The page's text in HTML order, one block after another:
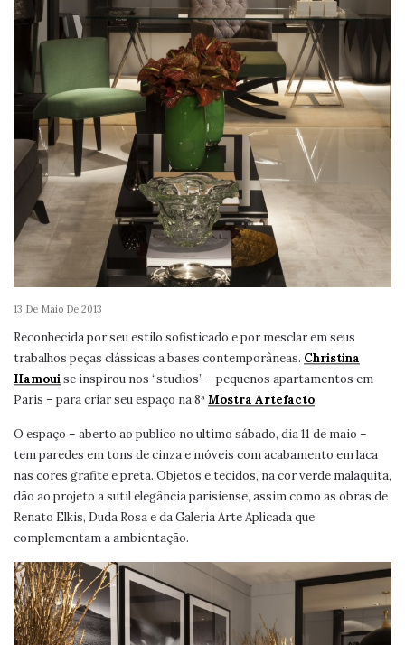
13 De Maio De 2013
Reconhecida por seu estilo sofisticado e por mesclar em seus
trabalhos peças clássicas a bases contemporâneas. Christina
Hamouise inspirou nos “studios” – pequenos apartamentos em
Paris – para criar seu espaço na 8ªMostra Artefacto.
O espaço – aberto ao publico no ultimo sábado, dia 11 de maio –
tem paredes em tons de cinza e móveis com acabamento em laca
nas cores grafite e preta. Objetos e tecidos, na cor verde malaquita,
dão ao projeto a sutil elegância parisiense, assim como as obras de
Renato Elkis, Duda Rosa e da Galeria Arte Aplicada que
complementam a ambientação.